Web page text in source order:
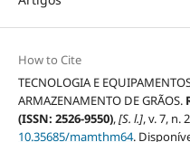
How to Cite
TECNOLOGIA E
ARMAZENAMENTO DE GRÃOS.
(ISSN: 2526-9550),[S. l.], v. 7, n.
10.35685/mamthm64.